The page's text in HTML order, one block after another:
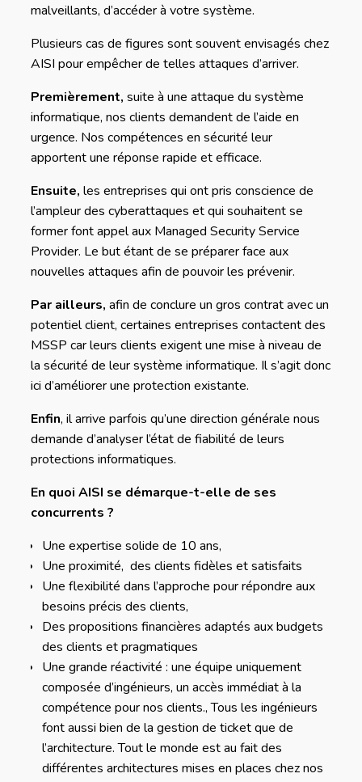
malveillants, d’accéder à votre système.
Plusieurs cas de figures sont souvent envisagés chez
AISI pour empêcher de telles attaques d’arriver.
Premièrement, suite à une attaque du système
informatique, nos clients demandent de l’aide en
urgence. Nos compétences en sécurité leur
apportent une réponse rapide et efficace.
Ensuite, les entreprises qui ont pris conscience de
l’ampleur des cyberattaques et qui souhaitent se
former font appel aux Managed Security Service
Provider. Le but étant de se préparer face aux
nouvelles attaques afin de pouvoir les prévenir.
Par ailleurs, afin de conclure un gros contrat avec un
potentiel client, certaines entreprises contactent des
MSSP car leurs clients exigent une mise à niveau de
la sécurité de leur système informatique. Il s’agit donc
ici d’améliorer une protection existante.
Enfin, il arrive parfois qu’une direction générale nous
demande d’analyser l’état de fiabilité de leurs
protections informatiques.
En quoi AISI se démarque-t-elle de ses
concurrents ?
Une expertise solide de 10 ans,
Une proximité, des clients fidèles et satisfaits
Une flexibilité dans l’approche pour répondre aux
besoins précis des clients,
Des propositions financières adaptés aux budgets
des clients et pragmatiques
Une grande réactivité : une équipe uniquement
composée d’ingénieurs, un accès immédiat à la
compétence pour nos clients., Tous les ingénieurs
font aussi bien de la gestion de ticket que de
l’architecture. Tout le monde est au fait des
différentes architectures mises en places chez nos